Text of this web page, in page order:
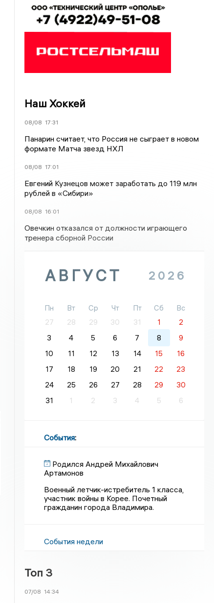
Наш Хоккей
08/08 17:31
Панарин считает, что Россия не сыграет в новом
формате Матча звезд НХЛ
08/08 17:01
Евгений Кузнецов может заработать до 119 млн
рублей в «Сибири»
08/08 16:01
Овечкин отказался от должности играющего
тренера сборной России
АВГУСТ 2026
Пн Вт Ср Чт Пт Сб
Вс
27
28 29 30 31 1
2
3
4 5 6 7 8
9
10
11 12 13 14 15
16
17
18 19 20 21 22
23
24
25 26 27 28 29
30
31
1 2 3 4 5 6
События:
Родился Андрей Михайлович
Артамонов
Военный летчик-истребитель 1 класса,
участник войны в Корее. Почетный
гражданин города Владимира.
События недели
Топ 3
07/08 14:34